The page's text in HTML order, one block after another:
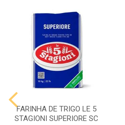
FARINHA DE TRIGO LE 5
STAGIONI SUPERIORE SC